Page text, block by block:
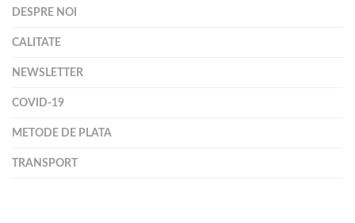
DESPRE NOI
CALITATE
NEWSLETTER
COVID-19
METODE DE PLATA
TRANSPORT